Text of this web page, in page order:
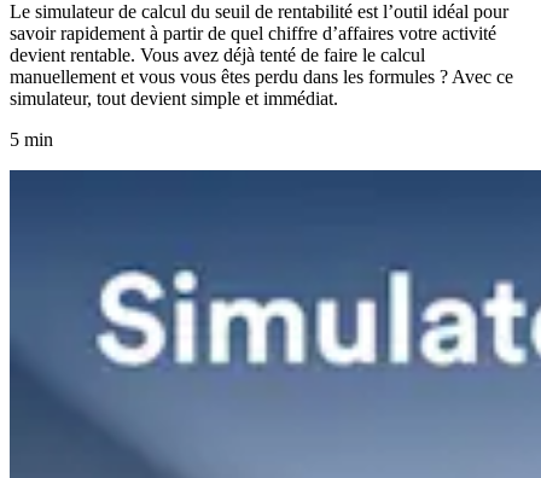
Le simulateur de calcul du seuil de rentabilité est l’outil idéal pour
savoir rapidement à partir de quel chiffre d’affaires votre activité
devient rentable. Vous avez déjà tenté de faire le calcul
manuellement et vous vous êtes perdu dans les formules ? Avec ce
simulateur, tout devient simple et immédiat.
5 min